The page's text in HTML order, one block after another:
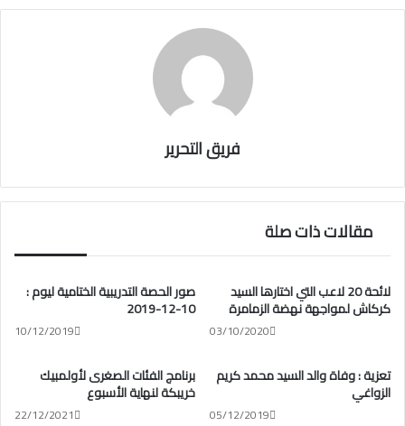
فريق التحرير
مقالات ذات صلة
صور الحصة التدريبية الختامية ليوم :
10-12-2019
10/12/2019
لائحة 20 لاعب التي اختارها السيد
كركاش لمواجهة نهضة الزمامرة
03/10/2020
برنامج الفئات الصغرى لأولمبيك
خريبكة لنهاية الأسبوع
22/12/2021
تعزية : وفاة والد السيد محمد كريم
الزواغي
05/12/2019